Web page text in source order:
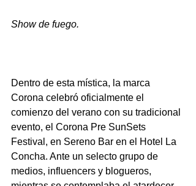
Show de fuego.
Dentro de esta mística, la marca
Corona celebró oficialmente el
comienzo del verano con su tradicional
evento, el Corona Pre SunSets
Festival, en Sereno Bar en el Hotel La
Concha. Ante un selecto grupo de
medios, influencers y blogueros,